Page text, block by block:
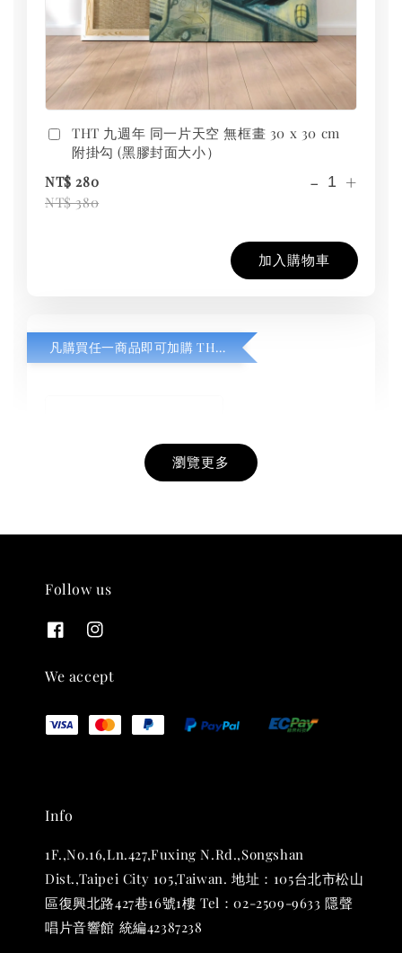
THT 九週年 同一片天空 無框畫 30 x 30 cm
附掛勾 (黑膠封面大小）
NT$ 280
NT$ 380
- +
加入購物車
凡購買任一商品即可加購 THT 九週年紀念 T-shirt
THT 九週年紀念 T-shirt
NT$ 880
加入購物車
瀏覽更多
Follow us
We accept
Info
1F.,No.16,Ln.427,Fuxing N.Rd.,Songshan
Dist.,Taipei City 105,Taiwan. 地址：105台北市松山
區復興北路427巷16號1樓 Tel：02-2509-9633 隱聲
唱片音響館 統編42387238